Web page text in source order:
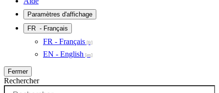
Paramètres d'affichage
FR - Français
FR - Français
EN - English
Fermer
Rechercher